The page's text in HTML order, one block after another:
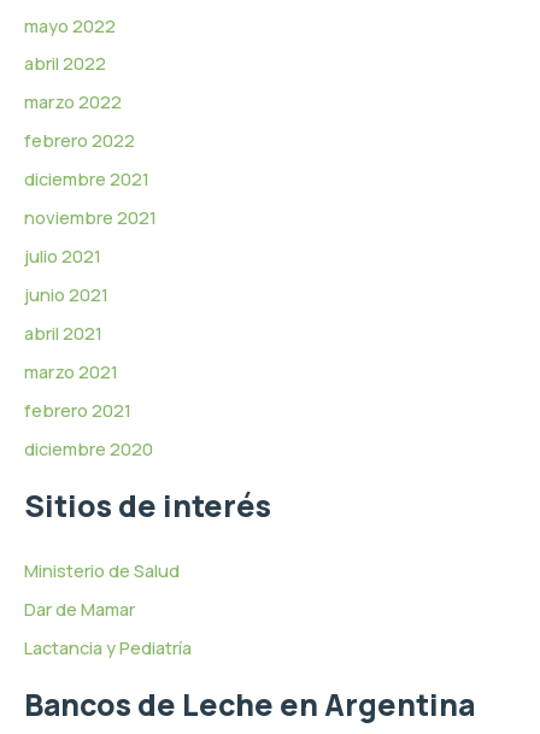
mayo 2022
abril 2022
marzo 2022
febrero 2022
diciembre 2021
noviembre 2021
julio 2021
junio 2021
abril 2021
marzo 2021
febrero 2021
diciembre 2020
Sitios de interés
Ministerio de Salud
Dar de Mamar
Lactancia y Pediatría
Bancos de Leche en Argentina